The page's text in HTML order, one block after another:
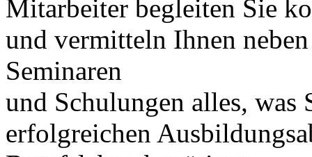
Mitarbeiter begleiten Sie
und vermitteln Ihnen
Seminaren
und Schulungen alles, was
erfolgreichen